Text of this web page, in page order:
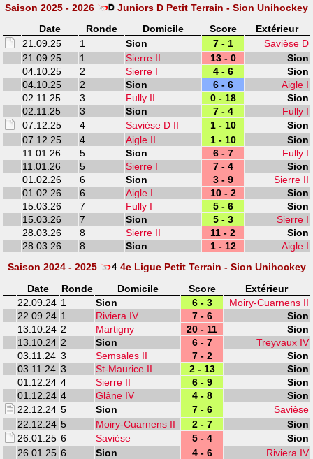
Saison 2025 - 2026
Juniors D Petit Terrain - Sion Unihockey
Date
Ronde Domicile Score
Extérieur
21.09.25
1 Sion 7 - 1
Savièse D
21.09.25
1 Sierre II 13 - 0
Sion
04.10.25
2 Sierre I 4 - 6
Sion
04.10.25
2 Sion 6 - 6
Aigle I
02.11.25
3 Fully II 0 - 18
Sion
02.11.25
3 Sion 7 - 4
Fully I
07.12.25
4 Savièse D II 1 - 10
Sion
07.12.25
4 Aigle II 1 - 10
Sion
11.01.26
5 Sion 6 - 7
Fully I
11.01.26
5 Sierre I 7 - 4
Sion
01.02.26
6 Sion 3 - 9
Sierre II
01.02.26
6 Aigle I 10 - 2
Sion
15.03.26
7 Fully I 5 - 6
Sion
15.03.26
7 Sion 5 - 3
Sierre I
28.03.26
8 Sierre II 11 - 2
Sion
28.03.26
8 Sion 1 - 12
Aigle I
Saison 2024 - 2025
4e Ligue Petit Terrain - Sion Unihockey
Date
Ronde Domicile Score
Extérieur
22.09.24 1 Sion 6 - 3
Moiry-Cuarnens II
22.09.24 1 Riviera IV 7 - 6
Sion
13.10.24 2 Martigny 20 - 11
Sion
13.10.24 2 Sion 6 - 7
Treyvaux IV
03.11.24 3 Semsales II 7 - 2
Sion
03.11.24 3 St-Maurice II 2 - 13
Sion
01.12.24 4 Sierre II 6 - 9
Sion
01.12.24 4 Glâne IV 4 - 8
Sion
22.12.24 5 Sion 7 - 6
Savièse
22.12.24 5 Moiry-Cuarnens II 2 - 7
Sion
26.01.25 6 Savièse 5 - 4
Sion
26.01.25 6 Sion 4 - 6
Riviera IV